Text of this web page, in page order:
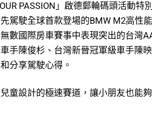
PASSION」啟德郵輪碼頭活動
駕駛全球首款登場的BMW M2高性
數國際房車賽事中表現突出的台灣
手陳俊杉、台灣新晉冠軍級車手陳
分享駕駛心得。
童設計的極速賽道，讓小朋友也能